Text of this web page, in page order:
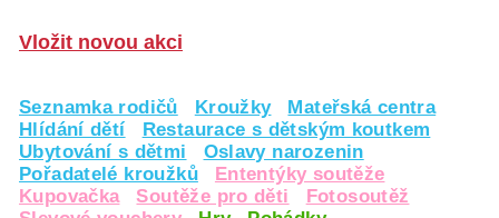
Vložit novou akci
Seznamka rodičů Kroužky
Mateřská centra
Hlídání dětí
Restaurace s dětským koutkem
Ubytování s dětmi
Oslavy narozenin
Pořadatelé kroužků
Ententýky soutěže
Kupovačka
Soutěže pro děti
Fotosoutěž